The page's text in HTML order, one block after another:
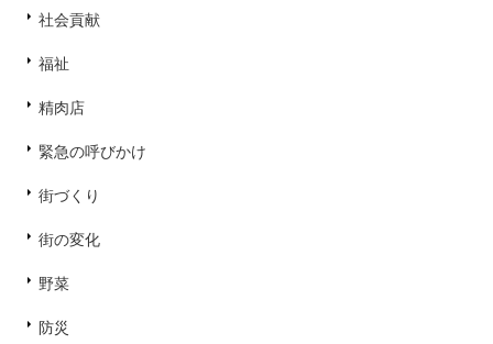
社会貢献
福祉
精肉店
緊急の呼びかけ
街づくり
街の変化
野菜
防災